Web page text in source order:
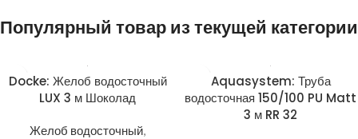
Популярный товар из текущей категории
Docke: Желоб водосточный
LUX 3 м Шоколад
Желоб водосточный,
Aquasystem: Труба
водосточная 150/100 PU Matt
3 м RR 32